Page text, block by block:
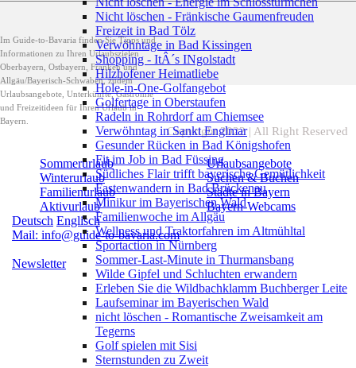
Im Guide-to-Bavaria finden Sie Tipps und
Informationen zu Ihren Urlaubszielen
Oberbayern, Ostbayern, Franken und
Allgäu/Bayerisch-Schwaben, zudem
Urlaubsangebote, Unterkünfte, Gastromie
und Freizeitideen für Ihren Urlaub in
Bayern.
Sommerurlaub
Winterurlaub
Familienurlaub
Aktivurlaub
Urlaubsangebote
Suchen & Buchen
Städte in Bayern
Bayern-Webcams
Deutsch Englisch
Mail: info@guide-to-bavaria.com
Newsletter
Copyright 2022 | All Right Reserved
Nicht löschen - Fränkische Gaumenfreuden
Freizeit in Bad Tölz
Verwöhntage in Bad Kissingen
Shopping - ItÂ´s INgolstadt
Hilzhofener Heimatliebe
Hole-in-One-Golfangebot
Golfertage in Oberstaufen
Radeln in Rohrdorf am Chiemsee
Verwöhntag in Sankt Englmar
Gesunder Rücken in Bad Königshofen
Fit im Job in Bad Füssing
Südliches Flair trifft bayerische Gemütlichkeit
Fastenwandern in Bad Brückenau
Minikur im Bayerischen Wald
Familienwoche im Allgäu
Wellness und Traktorfahren im Altmühltal
Sportaction in Nürnberg
Sommer-Last-Minute in Thurmansbang
Wilde Gipfel und Schluchten erwandern
Erleben Sie die Wildbachklamm Buchberger Leite
Laufseminar im Bayerischen Wald
nicht löschen - Romantische Zweisamkeit am
Tegerns
Golf spielen mit Sisi
Sternstunden zu Zweit